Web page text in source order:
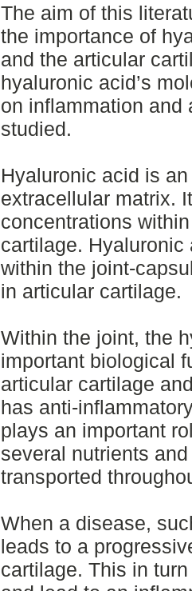
The aim of this
the importance of
and the articular
hyaluronic acid’s
on inflammation and
studied.
Hyaluronic acid is
extracellular matrix.
concentrations
cartilage.
within the joint-
in articular cartilage.
Within the joint, the
important biological
articular cartilage
has anti-
plays an important
several nutrients
transported
When a disease,
leads to a
cartilage. This in